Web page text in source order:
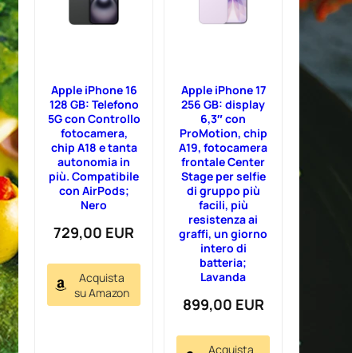
Apple iPhone 16
128 GB: Telefono
5G con Controllo
fotocamera,
chip A18 e tanta
autonomia in
più. Compatibile
con AirPods;
Nero
729,00 EUR
Acquista
su Amazon
Apple iPhone 17
256 GB: display
6,3″ con
ProMotion, chip
A19, fotocamera
frontale Center
Stage per selfie
di gruppo più
facili, più
resistenza ai
graffi, un giorno
intero di
batteria;
Lavanda
899,00 EUR
Acquista